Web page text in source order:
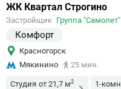
Ссылка
объект
ЖК Квартал Строгино
Застройщик Группа "Самолет"
Комфорт
Красногорск
Мякинино
25 мин.
Студия от 21,7 м2 1-